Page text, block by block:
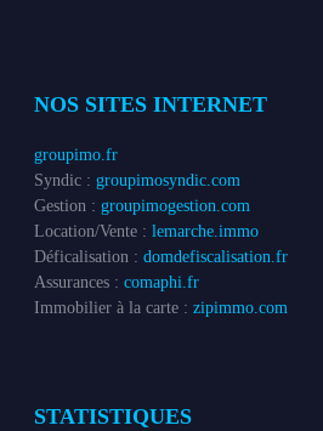
NOS SITES INTERNET
groupimo.fr
Syndic :groupimosyndic.com
Gestion :groupimogestion.com
Location/Vente :lemarche.immo
Déficalisation :domdefiscalisation.fr
Assurances :comaphi.fr
Immobilier à la carte :zipimmo.com
STATISTIQUES